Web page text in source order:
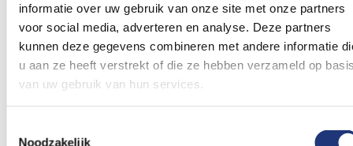
informatie over uw gebruik van onze site met onze partners
voor social media, adverteren en analyse. Deze partners
kunnen deze gegevens combineren met andere informatie
u aan ze heeft verstrekt of die ze hebben verzameld op
van uw gebruik van hun services.
Noodzakelijk
Halloween ballonnen
Halloween ballonnen